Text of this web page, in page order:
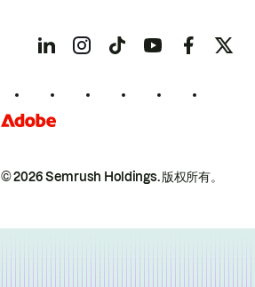
© 2026 Semrush Holdings.版权所有。